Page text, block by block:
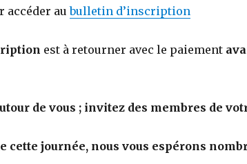
accéder aubulletin d’inscription
est à retourner avec le paiement
de vous ; invitez des membres de
cette journée, nous vous espérons